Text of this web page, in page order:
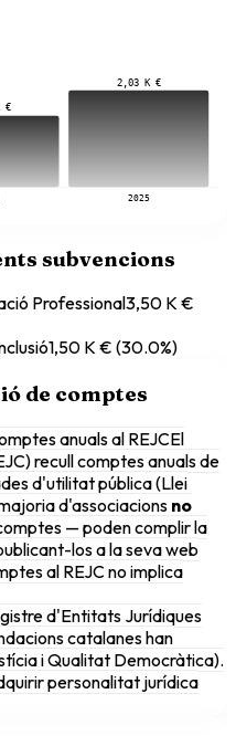
€
2,03 K €
2025
subvencions
Professional3,50 K €
1,50 K € (30.0%)
de comptes
anuals al REJCEl
recull comptes anuals de
d'utilitat pública (Llei
d'associacions no
— poden complir la
los a la seva web
al REJC no implica
d'Entitats Jurídiques
catalanes han
i Qualitat Democràtica).
personalitat jurídica